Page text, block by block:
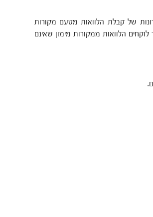
של קבלת הלוואות מטעם מקורות
הלוואות ממקורות מימון שאינם